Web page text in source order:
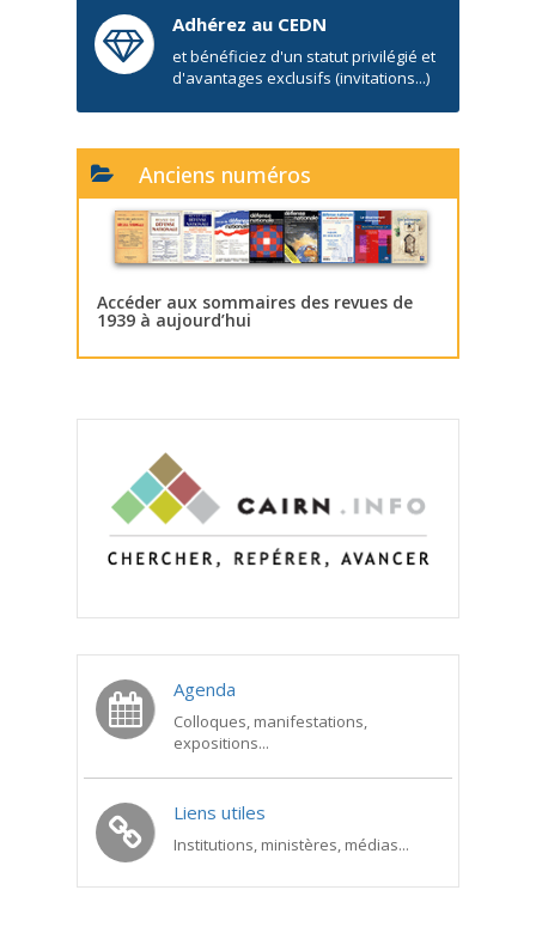
Adhérez au CEDN
et bénéficiez d'un statut privilégié et
d'avantages exclusifs (invitations...)
Anciens numéros
Accéder aux sommaires des revues de
1939 à aujourd’hui
Agenda
Colloques, manifestations,
expositions...
Liens utiles
Institutions, ministères, médias...